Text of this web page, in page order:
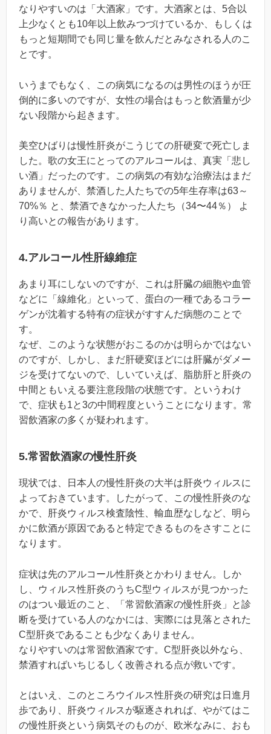
なりやすいのは「大酒家」です。大酒家とは、5合以
上少なくとも10年以上飲みつづけているか、もしくは
もっと短期間でも同じ量を飲んだとみなされる人のこ
とです。
いうまでもなく、この病気になるのは男性のほうが圧
倒的に多いのですが、女性の場合はもっと飲酒量が少
ない段階から起きます。
美空ひばりは慢性肝炎がこうじての肝硬変で死亡しま
した。歌の女王にとってのアルコールは、真実「悲し
い酒」だったのです。この病気の有効な治療法はまだ
ありませんが、禁酒した人たちでの5年生存率は63～
70%％ と、禁酒できなかった人たち（34〜44％） よ
り高いとの報告があります。
4.アルコール性肝線維症
あまり耳にしないのですが、これは肝臓の細胞や血管
などに「線維化」といって、蛋白の一種であるコラー
ゲンが沈着する特有の症状がすすんだ病態のことで
す。
なぜ、このような状態がおこるのかは明らかではない
のですが、しかし、まだ肝硬変ほどには肝臓がダメー
ジを受けてないので、しいていえば、脂肪肝と肝炎の
中間ともいえる要注意段階の状態です。というわけ
で、症状も1と3の中間程度ということになります。常
習飲酒家の多くが疑われます。
5.常習飲酒家の慢性肝炎
現状では、日本人の慢性肝炎の大半は肝炎ウィルスに
よっておきています。したがって、この慢性肝炎のな
かで、肝炎ウィルス検査陰性、輸血歴なしなど、明ら
かに飲酒が原因であると特定できるものをさすことに
なります。
症状は先のアルコール性肝炎とかわりません。しか
し、ウィルス性肝炎のうちC型ウィルスが見つかった
のはつい最近のこと、「常習飲酒家の慢性肝炎」と診
断を受けている人のなかには、実際には見落とされた
C型肝炎であることも少なくありません。
なりやすいのは常習飲酒家です。C型肝炎以外なら、
禁酒すればいちじるしく改善される点が救いです。
とはいえ、このところウイルス性肝炎の研究は日進月
歩であり、肝炎ウィルスが駆逐されれば、やがてはこ
の慢性肝炎という病気そのものが、欧米なみに、おも